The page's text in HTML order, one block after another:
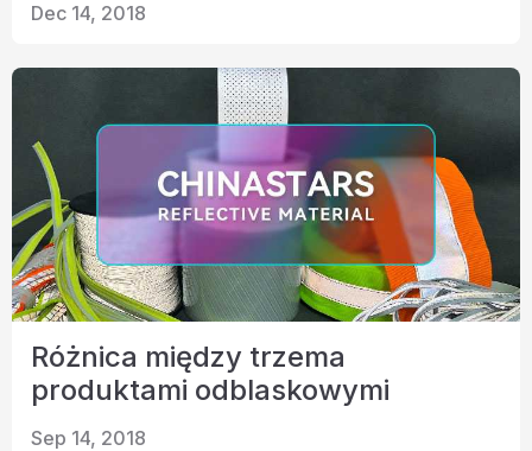
Dec 14, 2018
Różnica między trzema
produktami odblaskowymi
Sep 14, 2018